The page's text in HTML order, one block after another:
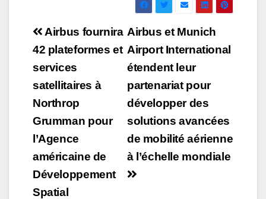
Navigation
de
l’article
Airbus et Munich
Airport International
étendent leur
partenariat pour
développer des
solutions avancées
de mobilité aérienne
à l’échelle mondiale
Airbus fournira
42 plateformes et
services
satellitaires à
Northrop
Grumman pour
l’Agence
américaine de
Développement
Spatial